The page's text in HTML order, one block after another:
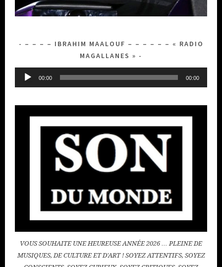
– – – – IBRAHIM MAALOUF – – – – – – « RADIO
MAGALLANES »
Lecteur
00:00 00:00
VOUS SOUHAITE UNE HEUREUSE ANNÉE 2026 … PLEINE DE
MUSIQUES, DE CULTURE ET D'ART ! SOYEZ ATTENTIFS, SOYEZ